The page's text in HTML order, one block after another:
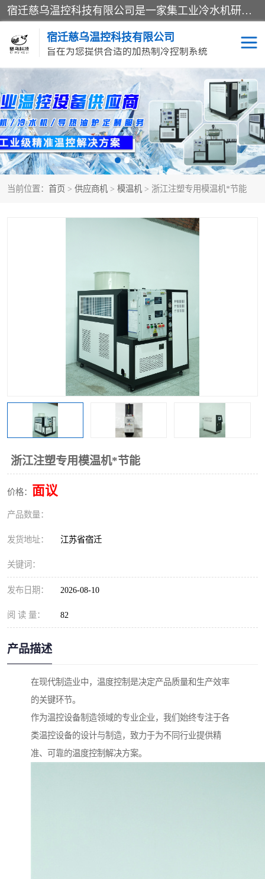
宿迁慈乌温控科技有限公司是一家集工业冷水机研发、制造、营销、服务于一体的技术生产型企业，经营范围包括：冷水机、螺杆式冷水机组、工业冷水机、水冷式冷水机、风冷式冷水机组、风冷螺杆式冷冻机组、冷冻机、注塑专用冷水机、混泥土专用冷水机、低温防爆冷水机组等。专业温控设备供应商 模温机/冷水机/导热油炉定制服务等
宿迁慈乌温控科技有限公司
旨在为您提供合适的加热制冷控制系统
当前位置： 首页 > 供应商机 > 模温机 > 浙江注塑专用模温机*节能
浙江注塑专用模温机*节能
价格： 面议
产品数量：
发货地址： 江苏省宿迁
关键词：
发布日期： 2026-08-10
阅 读 量： 82
产品描述
在现代制造业中，温度控制是决定产品质量和生产效率
的关键环节。
作为温控设备制造领域的专业企业，我们始终专注于各
类温控设备的设计与制造，致力于为不同行业提供精
准、可靠的温度控制解决方案。
冷水机 模温机
导热油加热器